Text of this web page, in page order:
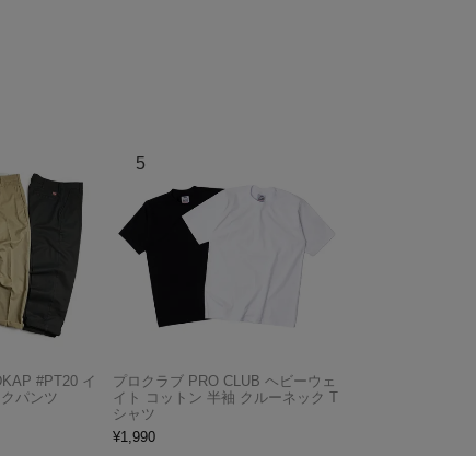
#PT20 イ
パンツ
プロクラブ PRO CLUB ヘビーウェ
イト コットン 半袖 クルーネック T
シャツ
¥1,990